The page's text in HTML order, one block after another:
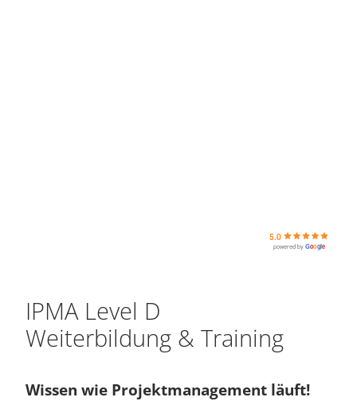
5.0
powered byGoogle
IPMA Level D
Weiterbildung & Training
Wissen wie Projektmanagement läuft!